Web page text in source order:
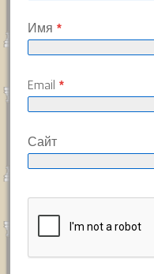
Имя *
Email *
Сайт